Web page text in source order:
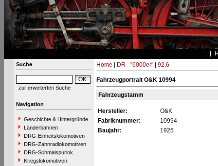
Suche
zur erweiterten Suche
Navigation
Geschichte & Hintergründe
Länderbahnen
DRG-Einheitslokomotiven
DRG-Zahnradlokomotiven
DRG-Schmalspurlok.
Kriegslokomotiven
Home DR - "6000er"| 92.6
Fahrzeugportrait O&K 10994
Fahrzeugstamm
Hersteller:
O&K
Fabriknummer:
10994
Baujahr:
1925